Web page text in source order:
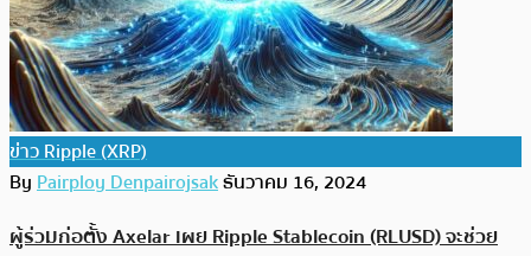
ข่าว Ripple (XRP)
ByPairploy Denpairojsakธันวาคม 16, 2024
ผู้ร่วมก่อตั้ง Axelar เผย Ripple Stablecoin (RLUSD) จะช่วย